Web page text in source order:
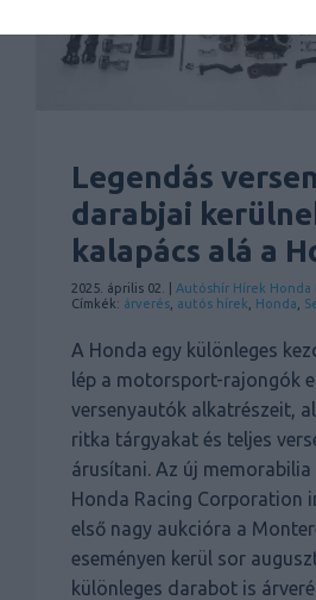
Legendás
darabjai
kalapács alá a
2025. április 02. | Autóshír Hírek Honda
Címkék: árverés autós hírek Honda
A Honda egy különleges
lép a motorsport-rajongók
versenyautók alkatrészeit,
ritka tárgyakat és teljes
árusítani. Az új
Honda Racing Corporation
első nagy aukcióra a
eseményen kerül sor
különleges darabot is